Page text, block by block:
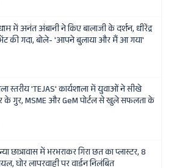
में अनंत अंबानी ने किए बालाजी के दर्शन, धीरेंद्र
भेंट की गदा, बोले- 'आपने बुलाया और मैं आ गया'
स्तरीय 'TEJAS' कार्यशाला में युवाओं ने सीखे
के गुर, MSME और GeM पोर्टल से खुले सफलता के
छात्रावास में भरभराकर गिरा छत का प्लास्टर, 8